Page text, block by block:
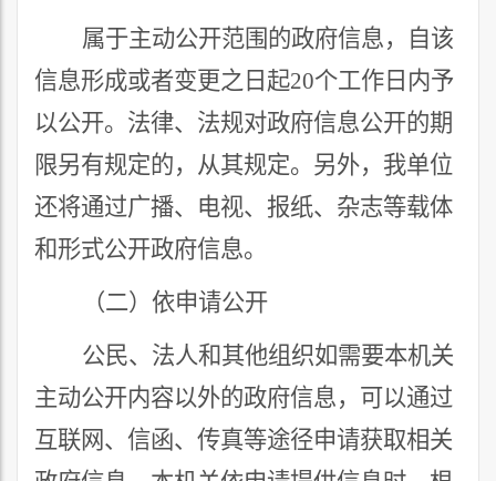
属于主动公开范围的政府信息，自该
信息形成或者变更之日起20个工作日内予
以公开。法律、法规对政府信息公开的期
限另有规定的，从其规定。另外，我单位
还将通过广播、电视、报纸、杂志等载体
和形式公开政府信息。
（二）依申请公开
公民、法人和其他组织如需要本机关
主动公开内容以外的政府信息，可以通过
互联网、信函、传真等途径申请获取相关